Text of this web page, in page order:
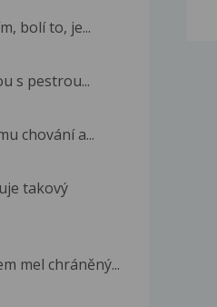
bolí to, je...
s pestrou...
chování a...
takový
mel chráněný...